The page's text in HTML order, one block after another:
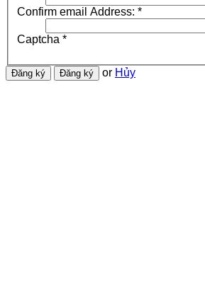
Confirm email Address: *
Captcha *
or Hủy